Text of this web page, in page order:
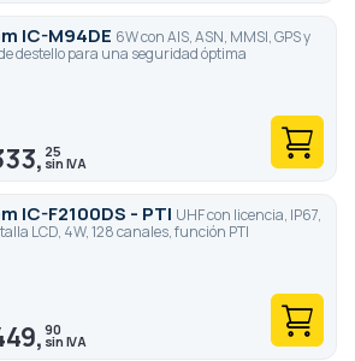
IC-M94DE 6W con AIS, ASN, MMSI, GPS y
destello para una seguridad óptima
25
IC-F2100DS - PTI UHF con licencia, IP67,
LCD, 4W, 128 canales, función PTI
90